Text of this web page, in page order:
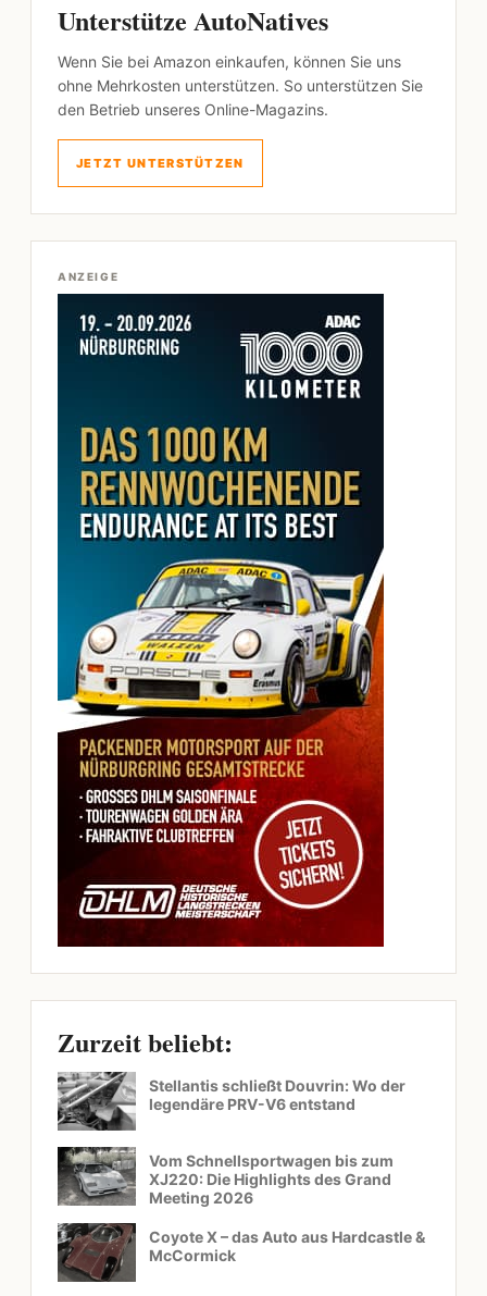
Unterstütze AutoNatives
Wenn Sie bei Amazon einkaufen, können Sie uns
ohne Mehrkosten unterstützen. So unterstützen Sie
den Betrieb unseres Online-Magazins.
JETZT UNTERSTÜTZEN
ANZEIGE
Zurzeit beliebt:
Stellantis schließt Douvrin: Wo der
legendäre PRV-V6 entstand
Vom Schnellsportwagen bis zum
XJ220: Die Highlights des Grand
Meeting 2026
Coyote X – das Auto aus Hardcastle &
McCormick